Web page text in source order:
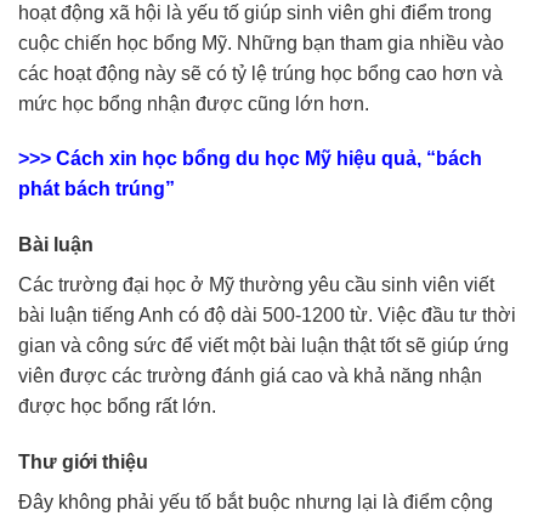
hoạt động xã hội là yếu tố giúp sinh viên ghi điểm trong
cuộc chiến học bổng Mỹ. Những bạn tham gia nhiều vào
các hoạt động này sẽ có tỷ lệ trúng học bổng cao hơn và
mức học bổng nhận được cũng lớn hơn.
>>> Cách xin học bổng du học Mỹ hiệu quả, “bách
phát bách trúng”
Bài luận
Các trường đại học ở Mỹ thường yêu cầu sinh viên viết
bài luận tiếng Anh có độ dài 500-1200 từ. Việc đầu tư thời
gian và công sức để viết một bài luận thật tốt sẽ giúp ứng
viên được các trường đánh giá cao và khả năng nhận
được học bổng rất lớn.
Thư giới thiệu
Đây không phải yếu tố bắt buộc nhưng lại là điểm cộng